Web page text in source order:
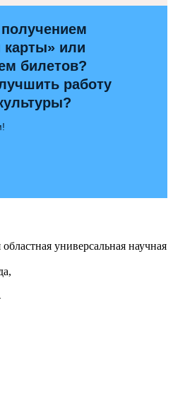
карты» или
билетов?
работу
универсальная научная